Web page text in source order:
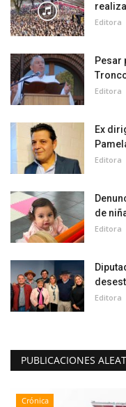
Editora
Pesar
Editora
Ex
Editora
de
Editora
Editora
PUBLICACIONES
Crónica